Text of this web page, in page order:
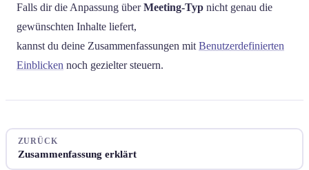
Falls dir die Anpassung überMeeting-Typ nicht genau die
gewünschten Inhalte liefert,
kannst du deine Zusammenfassungen mit Benutzerdefinierten
Einblicken noch gezielter steuern.
ZURÜCK
Zusammenfassung erklärt